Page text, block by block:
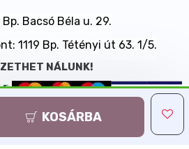
KOSÁRBA
Bacsó Béla u. 29.
1119 Bp. Tétényi út 63. 1/5.
NÁLUNK!
MaxShopping Kft. 2013-2026
Árukereső.hu